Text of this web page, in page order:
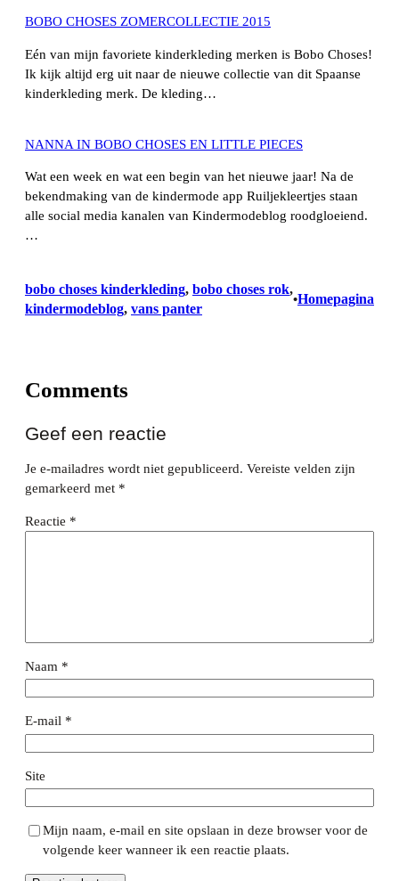
BOBO CHOSES ZOMERCOLLECTIE 2015
Eén van mijn favoriete kinderkleding merken is Bobo Choses!
Ik kijk altijd erg uit naar de nieuwe collectie van dit Spaanse
kinderkleding merk. De kleding…
NANNA IN BOBO CHOSES EN LITTLE PIECES
Wat een week en wat een begin van het nieuwe jaar! Na de
bekendmaking van de kindermode app Ruiljekleertjes staan
alle social media kanalen van Kindermodeblog roodgloeiend.
…
bobo choses kinderkleding, bobo choses rok
kindermodeblog, vans panter
•Homepagina
Comments
Geef een reactie
Je e-mailadres wordt niet gepubliceerd. Vereiste velden zijn
gemarkeerd met *
Reactie *
Naam *
E-mail *
Site
Mijn naam, e-mail en site opslaan in deze browser voor de
volgende keer wanneer ik een reactie plaats.